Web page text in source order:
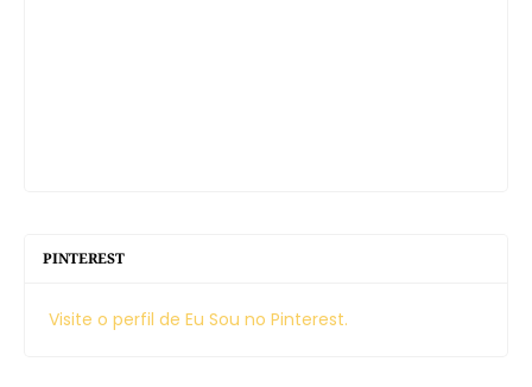
PINTEREST
Visite o perfil de Eu Sou no Pinterest.